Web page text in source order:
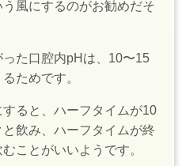
風にするのがお勧めだそ
た口腔内pHは、10〜15
ためです。
ると、ハーフタイムが10
飲み、ハーフタイムが終
ことがいいようです。